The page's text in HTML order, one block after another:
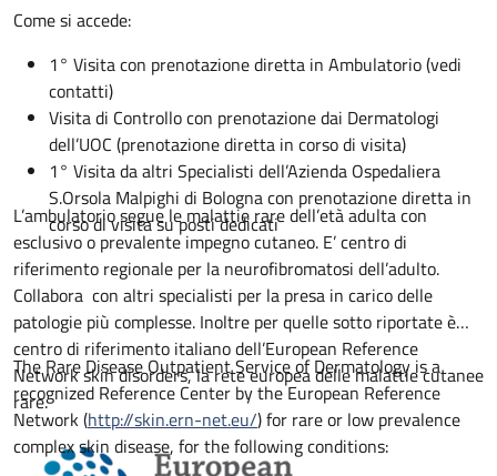
Descrizione
Come si accede:
1° Visita con prenotazione diretta in Ambulatorio (vedi
contatti)
Visita di Controllo con prenotazione dai Dermatologi
dell’UOC (prenotazione diretta in corso di visita)
1° Visita da altri Specialisti dell’Azienda Ospedaliera
S.Orsola Malpighi di Bologna con prenotazione diretta in
corso di visita su posti dedicati
L’ambulatorio segue le malattie rare dell’età adulta con
esclusivo o prevalente impegno cutaneo. E’ centro di
riferimento regionale per la neurofibromatosi dell’adulto.
Collabora con altri specialisti per la presa in carico delle
patologie più complesse. Inoltre per quelle sotto riportate è
centro di riferimento italiano dell’European Reference
Network skin disorders, la rete europea delle malattie cutanee
rare.
The Rare Disease Outpatient Service of Dermatology is a
recognized Reference Center by the European Reference
Network (http://skin.ern-net.eu/) for rare or low prevalence
complex skin disease, for the following conditions: